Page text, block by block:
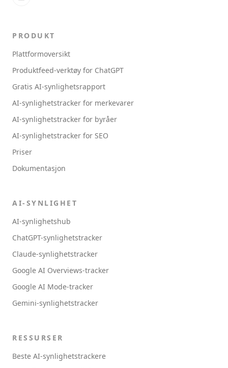
PRODUKT
Plattformoversikt
Produktfeed-verktøy for ChatGPT
Gratis AI-synlighetsrapport
AI-synlighetstracker for merkevarer
AI-synlighetstracker for byråer
AI-synlighetstracker for SEO
Priser
Dokumentasjon
AI-SYNLIGHET
AI-synlighetshub
ChatGPT-synlighetstracker
Claude-synlighetstracker
Google AI Overviews-tracker
Google AI Mode-tracker
Gemini-synlighetstracker
RESSURSER
Beste AI-synlighetstrackere